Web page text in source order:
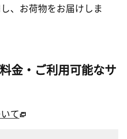
、お荷物をお届けしま
金・ご利用可能なサ
て